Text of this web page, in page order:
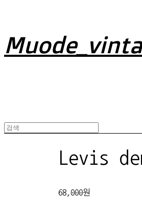
Levis
68,000원